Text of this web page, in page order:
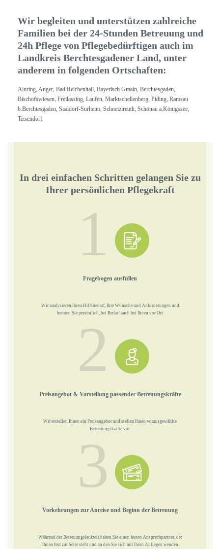
Wir begleiten und unterstützen zahlreiche
Familien bei der 24-Stunden Betreuung und
24h Pflege von Pflegebedürftigen auch im
Landkreis Berchtesgadener Land, unter
anderem in folgenden Ortschaften:
Ainring, Anger, Bad Reichenhall, Bayerisch Gmain, Berchtesgaden,
Bischofswiesen, Freilassing, Laufen, Marktschellenberg, Piding, Ramsau
b.Berchtesgaden, Saaldorf-Surheim, Schneizlreuth, Schönau a.Königssee,
Teisendorf.
In drei einfachen Schritten gelangen Sie zu
Ihrer persönlichen Pflegekraft
1
Fragebogen ausfüllen
Wir analysieren Ihren Hilfsbedarf, Ihre Wünsche und Anforderungen und
beraten Sie persönlich, bei Bedarf auch bei Ihnen vor Ort
2
Preisangebot & Vorstellung passender Betreuungskräfte
Wir erstellen Ihnen ein Preisangebot und stellen Ihnen vorausgewählte
Betreuungskräfte vor.
3
Vorkehrungen zur Anreise und Beginn der Betreuung
Während der Betreuungslaufzeit haben Sie einen festen Ansprechpartner, der
Ihnen fest zur Seite steht und an den Sie sich mit Ihren Anliegen wenden